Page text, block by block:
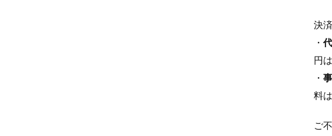
決
・
円
・
料
ご